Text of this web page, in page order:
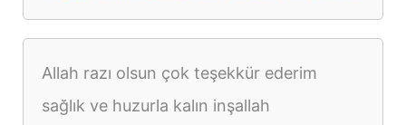
Allah razı olsun çok teşekkür ederim
sağlık ve huzurla kalın inşallah